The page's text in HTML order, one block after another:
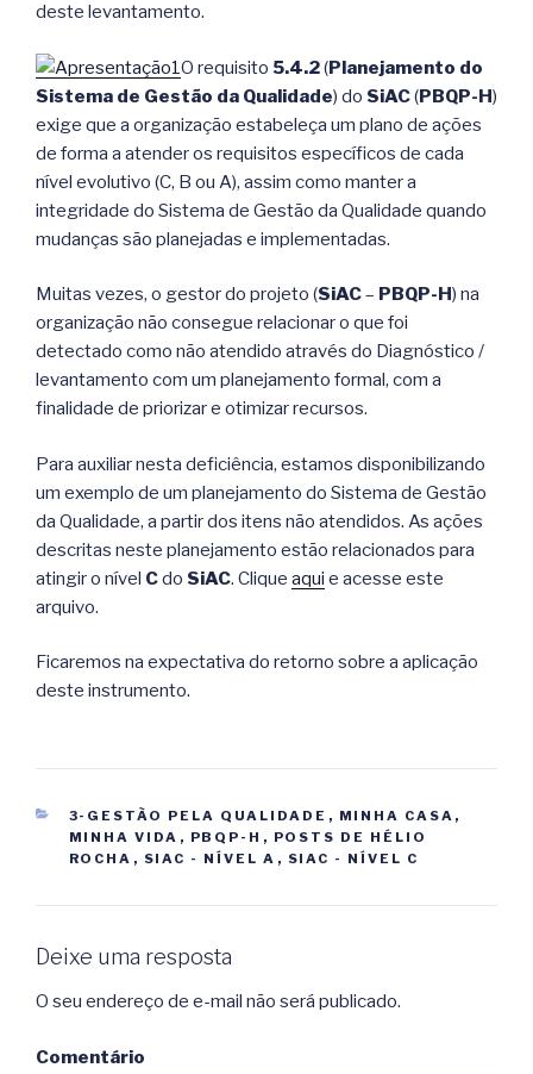
deste levantamento.
O requisito 5.4.2(Planejamento do
Sistema de Gestão da Qualidade) do SiAC(PBQP-H)
exige que a organização estabeleça um plano de ações
de forma a atender os requisitos específicos de cada
nível evolutivo (C, B ou A), assim como manter a
integridade do Sistema de Gestão da Qualidade quando
mudanças são planejadas e implementadas.
Muitas vezes, o gestor do projeto (SiAC– PBQP-H) na
organização não consegue relacionar o que foi
detectado como não atendido através do Diagnóstico /
levantamento com um planejamento formal, com a
finalidade de priorizar e otimizar recursos.
Para auxiliar nesta deficiência, estamos disponibilizando
um exemplo de um planejamento do Sistema de Gestão
da Qualidade, a partir dos itens não atendidos. As ações
descritas neste planejamento estão relacionados para
atingir o nível Cdo SiAC. Clique aqui e acesse este
arquivo.
Ficaremos na expectativa do retorno sobre a aplicação
deste instrumento.
CATEGORIAS
3-GESTÃO PELA QUALIDADE , MINHA CASA,
MINHA VIDA , PBQP-H , POSTS DE HÉLIO
ROCHA , SIAC - NÍVEL A , SIAC - NÍVEL C
Deixe uma resposta
O seu endereço de e-mail não será publicado.
Comentário